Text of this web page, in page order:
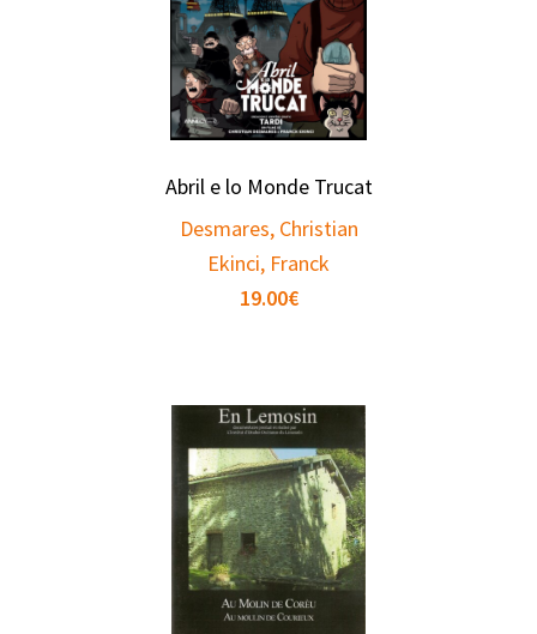
Abril e lo Monde Trucat
Desmares, Christian
Ekinci, Franck
19.00€